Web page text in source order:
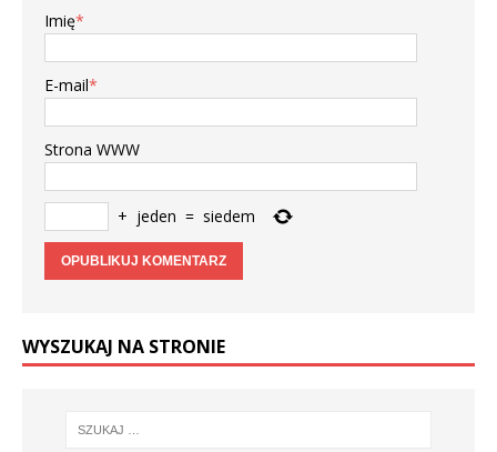
Imię*
E-mail*
Strona WWW
+ jeden = siedem
WYSZUKAJ NA STRONIE